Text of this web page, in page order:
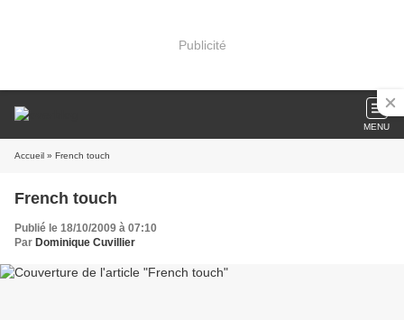
Publicité
MENU
Accueil » French touch
French touch
Publié le 18/10/2009 à 07:10
Par Dominique Cuvillier